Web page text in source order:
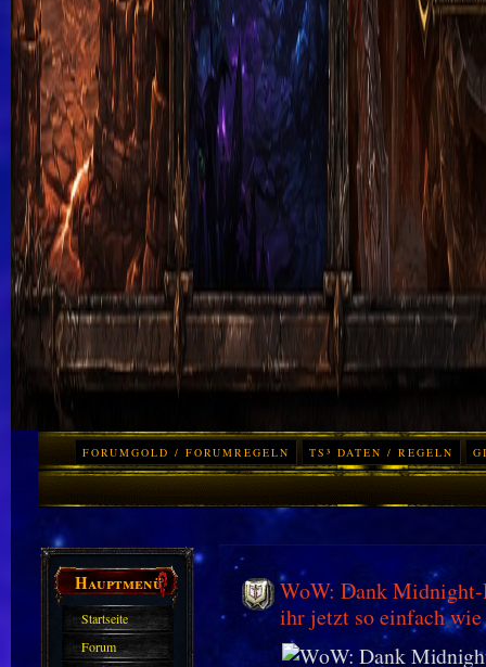
FORUMGOLD / FORUMREGELN TS³ DATEN / REGELN
Hauptmenü
Startseite
Forum
WoW: Dank Midnight-
ihr jetzt so einfach